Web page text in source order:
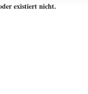
existiert nicht.